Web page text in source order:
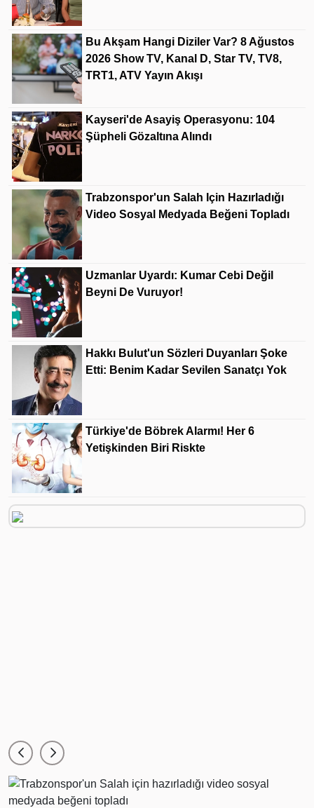
Bu Akşam Hangi Diziler Var? 8 Ağustos
2026 Show TV, Kanal D, Star TV, TV8,
TRT1, ATV Yayın Akışı
Kayseri'de Asayiş Operasyonu: 104
Şüpheli Gözaltına Alındı
Trabzonspor'un Salah Için Hazırladığı
Video Sosyal Medyada Beğeni Topladı
Uzmanlar Uyardı: Kumar Cebi Değil
Beyni De Vuruyor!
Hakkı Bulut'un Sözleri Duyanları Şoke
Etti: Benim Kadar Sevilen Sanatçı Yok
Türkiye'de Böbrek Alarmı! Her 6
Yetişkinden Biri Riskte